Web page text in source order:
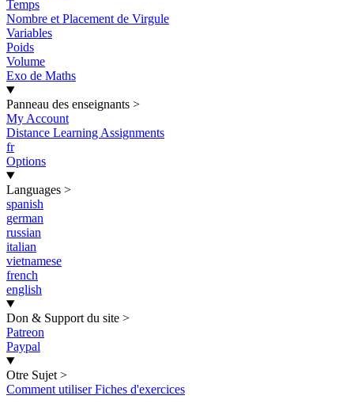
Temps
Nombre et Placement de Virgule
Variables
Poids
Volume
Exo de Maths
Panneau des enseignants >
My Account
Distance Learning Assignments
fr
Options
Languages >
spanish
german
russian
italian
vietnamese
french
english
Don & Support du site >
Patreon
Paypal
Otre Sujet >
Comment utiliser Fiches d'exercices